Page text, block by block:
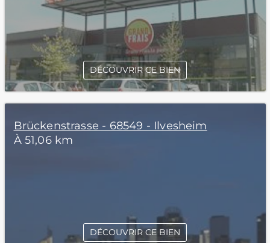
DÉCOUVRIR CE BIEN
Brückenstrasse - 68549 - Ilvesheim
À 51,06 km
DÉCOUVRIR CE BIEN